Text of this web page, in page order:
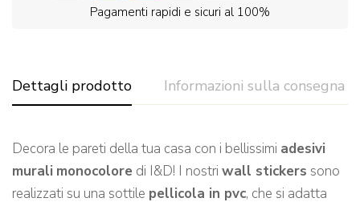
Pagamenti rapidi e sicuri al 100%
Dettagli prodotto Informazioni sulla consegna
Decora le pareti della tua casa con i bellissimi adesivi
murali monocolore di I&D! I nostri wall stickers sono
realizzati su una sottile pellicola in pvc, che si adatta